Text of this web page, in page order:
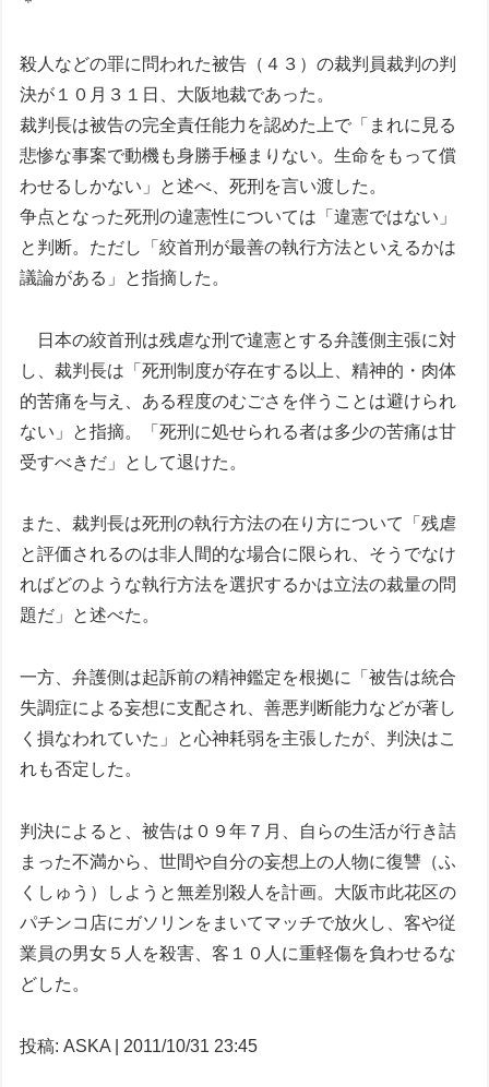
殺人などの罪に問われた被告（４３）の裁判員裁判の判
決が１０月３１日、大阪地裁であった。
裁判長は被告の完全責任能力を認めた上で「まれに見る
悲惨な事案で動機も身勝手極まりない。生命をもって償
わせるしかない」と述べ、死刑を言い渡した。
争点となった死刑の違憲性については「違憲ではない」
と判断。ただし「絞首刑が最善の執行方法といえるかは
議論がある」と指摘した。
日本の絞首刑は残虐な刑で違憲とする弁護側主張に対
し、裁判長は「死刑制度が存在する以上、精神的・肉体
的苦痛を与え、ある程度のむごさを伴うことは避けられ
ない」と指摘。「死刑に処せられる者は多少の苦痛は甘
受すべきだ」として退けた。
また、裁判長は死刑の執行方法の在り方について「残虐
と評価されるのは非人間的な場合に限られ、そうでなけ
ればどのような執行方法を選択するかは立法の裁量の問
題だ」と述べた。
一方、弁護側は起訴前の精神鑑定を根拠に「被告は統合
失調症による妄想に支配され、善悪判断能力などが著し
く損なわれていた」と心神耗弱を主張したが、判決はこ
れも否定した。
判決によると、被告は０９年７月、自らの生活が行き詰
まった不満から、世間や自分の妄想上の人物に復讐（ふ
くしゅう）しようと無差別殺人を計画。大阪市此花区の
パチンコ店にガソリンをまいてマッチで放火し、客や従
業員の男女５人を殺害、客１０人に重軽傷を負わせるな
どした。
投稿: ASKA | 2011/10/31 23:45